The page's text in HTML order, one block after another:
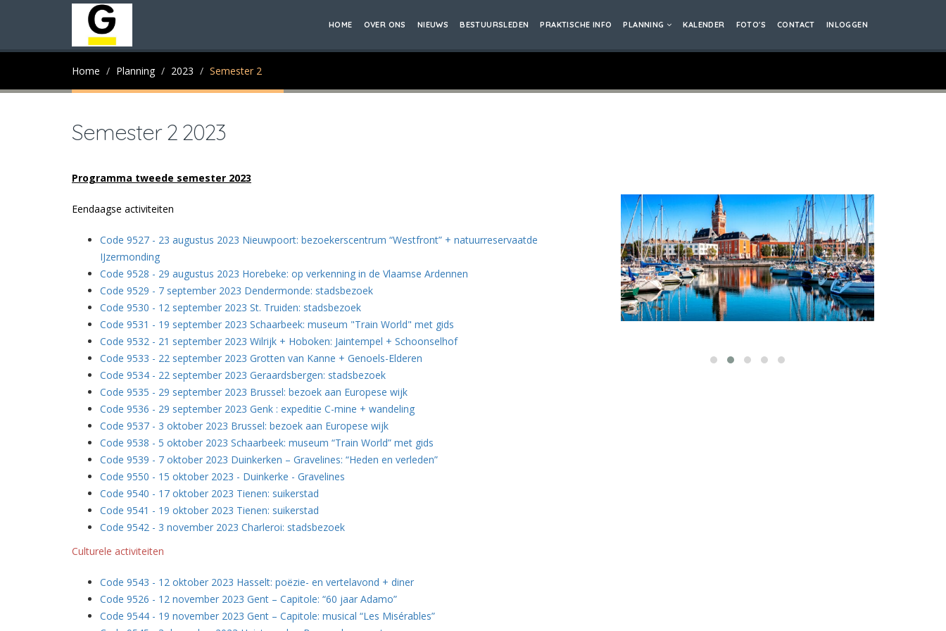
HOME OVER ONS NIEUWS BESTUURSLEDEN PRAKTISCHE INFO PLANNING KALENDER FOTO'S CONTACT INLOGGEN
Home Planning 2023 Semester 2
Semester 2 2023
Programma tweede semester 2023
Eendaagse activiteiten
Code 9527 - 23 augustus 2023 Nieuwpoort: bezoekerscentrum “Westfront” + natuurreservaatde
IJzermonding
Code 9528 - 29 augustus 2023 Horebeke: op verkenning in de Vlaamse Ardennen
Code 9529 - 7 september 2023 Dendermonde: stadsbezoek
Code 9530 - 12 september 2023 St. Truiden: stadsbezoek
Code 9531 - 19 september 2023 Schaarbeek: museum "Train World" met gids
Code 9532 - 21 september 2023 Wilrijk + Hoboken: Jaintempel + Schoonselhof
Code 9533 - 22 september 2023 Grotten van Kanne + Genoels-Elderen
Code 9534 - 22 september 2023 Geraardsbergen: stadsbezoek
Code 9535 - 29 september 2023 Brussel: bezoek aan Europese wijk
Code 9536 - 29 september 2023 Genk : expeditie C-mine + wandeling
Code 9537 - 3 oktober 2023 Brussel: bezoek aan Europese wijk
Code 9538 - 5 oktober 2023 Schaarbeek: museum “Train World” met gids
Code 9539 - 7 oktober 2023 Duinkerken – Gravelines: “Heden en verleden”
Code 9550 - 15 oktober 2023 - Duinkerke - Gravelines
Code 9540 - 17 oktober 2023 Tienen: suikerstad
Code 9541 - 19 oktober 2023 Tienen: suikerstad
Code 9542 - 3 november 2023 Charleroi: stadsbezoek
Culturele activiteiten
Code 9543 - 12 oktober 2023 Hasselt: poëzie- en vertelavond + diner
Code 9526 - 12 november 2023 Gent – Capitole: “60 jaar Adamo”
Code 9544 - 19 november 2023 Gent – Capitole: musical “Les Misérables”